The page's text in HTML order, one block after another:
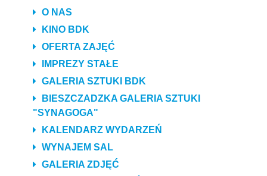
O NAS
KINO BDK
OFERTA ZAJĘĆ
IMPREZY STAŁE
GALERIA SZTUKI BDK
BIESZCZADZKA GALERIA SZTUKI
"SYNAGOGA"
KALENDARZ WYDARZEŃ
WYNAJEM SAL
GALERIA ZDJĘĆ